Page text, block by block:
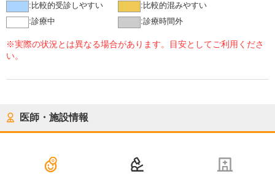
: 比較的受診しやすい : 比較的混みやすい
:診療中 :診療時間外
※実際の状況とは異なる場合があります。目安としてご利用くださ
い。
医師・施設情報